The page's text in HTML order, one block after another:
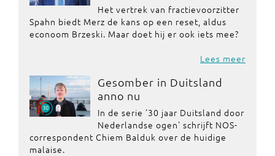
Het vertrek van fractievoorzitter
Spahn biedt Merz de kans op een reset, aldus
econoom Brzeski. Maar doet hij er ook iets mee?
Lees meer
Gesomber in Duitsland
anno nu
In de serie '30 jaar Duitsland door
Nederlandse ogen' schrijft NOS-
correspondent Chiem Balduk over de huidige
malaise.